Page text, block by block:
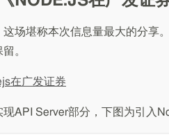
场堪称本次信息量最大的分享
。
在广发证券
API Server部分，下图为引入